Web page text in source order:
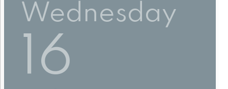
Wednesday
16